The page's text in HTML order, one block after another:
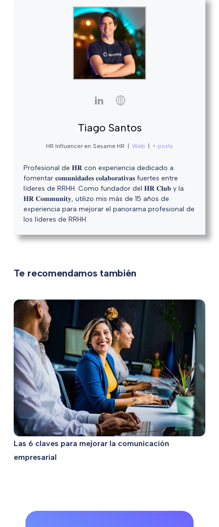
Tiago Santos
HR Influencer en Sesame HR Web + posts
Profesional de 𝐇𝐑 con experiencia dedicado a
fomentar 𝐜𝐨𝐦𝐮𝐧𝐢𝐝𝐚𝐝𝐞𝐬 𝐜𝐨𝐥𝐚𝐛𝐨𝐫𝐚𝐭𝐢𝐯𝐚𝐬 fuertes entre
líderes de RRHH. Como fundador del 𝐇𝐑 𝐂𝐥𝐮𝐛 y la
𝐇𝐑 𝐂𝐨𝐦𝐦𝐮𝐧𝐢𝐭𝐲, utilizo mis más de 15 años de
experiencia para mejorar el panorama profesional de
los líderes de RRHH.
Te recomendamos también
Las 6 claves para mejorar la comunicación
empresarial